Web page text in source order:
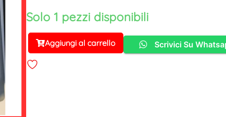
Solo 1 pezzi disponibili
Aggiungi al carrello
Alternative:
Scrivici Su